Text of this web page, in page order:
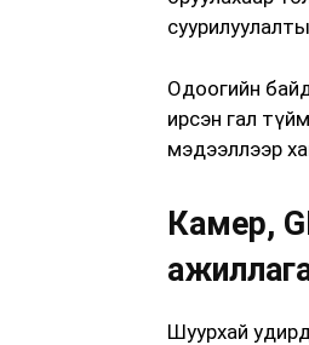
Одоогийн
ирсэн гал
мэдээллээр
Камер,
Шуурхай